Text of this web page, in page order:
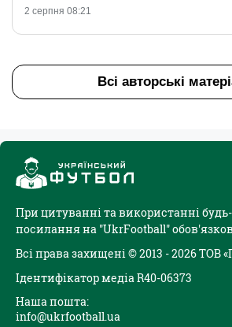
2 серпня 08:21
Всі авторські
При цитуванні та використанні
посилання на "UkrFootball"
Всі права захищені © 2013 - 2026 ТОВ
Ідентифікатор медіа R40-06373
Наша пошта:
info@ukrfootball.ua